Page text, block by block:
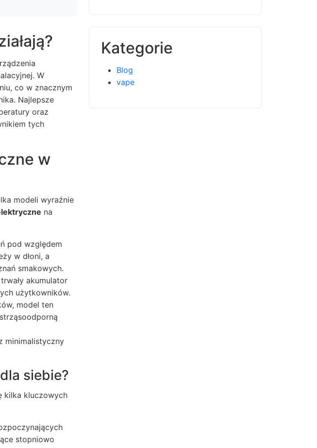
W
co w znacznym
Najlepsze
oraz
tych
w
modeli wyraźnie
na
pod względem
w dłoni, a
smakowych.
akumulator
użytkowników.
model ten
minimalistyczny
siebie?
kilka kluczowych
stopniowo
Kategorie
Blog
vape